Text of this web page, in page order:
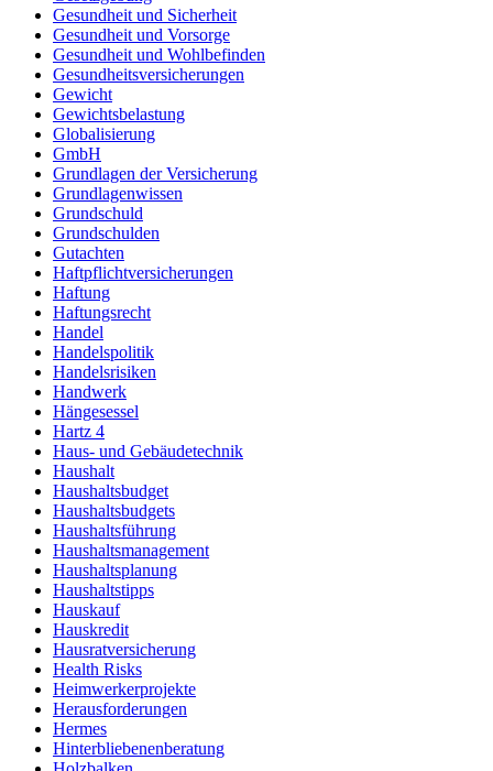
Gesundheit und Sicherheit
Gesundheit und Vorsorge
Gesundheit und Wohlbefinden
Gesundheitsversicherungen
Gewicht
Gewichtsbelastung
Globalisierung
GmbH
Grundlagen der Versicherung
Grundlagenwissen
Grundschuld
Grundschulden
Gutachten
Haftpflichtversicherungen
Haftung
Haftungsrecht
Handel
Handelspolitik
Handelsrisiken
Handwerk
Hängesessel
Hartz 4
Haus- und Gebäudetechnik
Haushalt
Haushaltsbudget
Haushaltsbudgets
Haushaltsführung
Haushaltsmanagement
Haushaltsplanung
Haushaltstipps
Hauskauf
Hauskredit
Hausratversicherung
Health Risks
Heimwerkerprojekte
Herausforderungen
Hermes
Hinterbliebenenberatung